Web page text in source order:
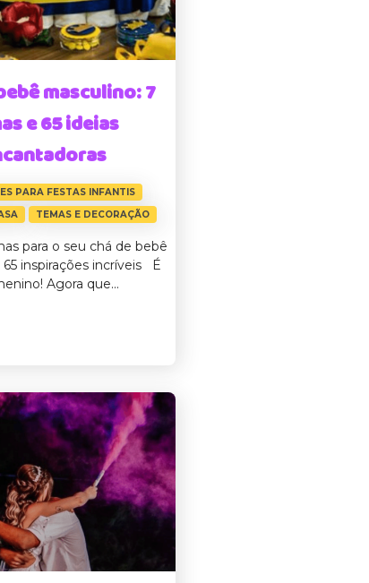
masculino: 7
e 65 ideias
PARA FESTAS INFANTIS
TEMAS E DECORAÇÃO
para o seu chá de bebê
inspirações incríveis É
Agora que...